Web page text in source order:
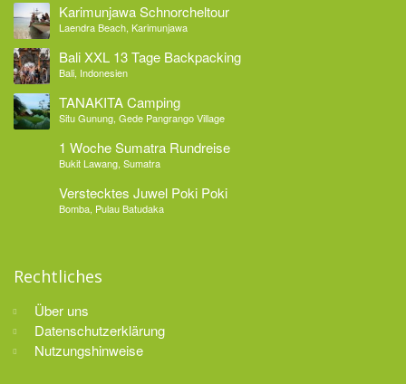
Karimunjawa Schnorcheltour
Laendra Beach, Karimunjawa
Bali XXL 13 Tage Backpacking
Bali, Indonesien
TANAKITA Camping
Situ Gunung, Gede Pangrango Village
1 Woche Sumatra Rundreise
Bukit Lawang, Sumatra
Verstecktes Juwel Poki Poki
Bomba, Pulau Batudaka
Rechtliches
Über uns
Datenschutzerklärung
Nutzungshinweise